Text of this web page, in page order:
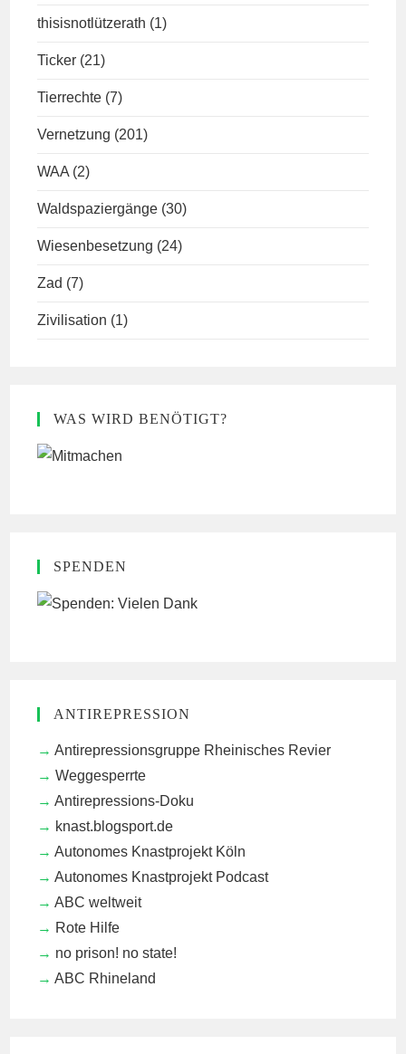
thisisnotlützerath (1)
Ticker (21)
Tierrechte (7)
Vernetzung (201)
WAA (2)
Waldspaziergänge (30)
Wiesenbesetzung (24)
Zad (7)
Zivilisation (1)
WAS WIRD BENÖTIGT?
SPENDEN
ANTIREPRESSION
Antirepressionsgruppe Rheinisches Revier
Weggesperrte
Antirepressions-Doku
knast.blogsport.de
Autonomes Knastprojekt Köln
Autonomes Knastprojekt Podcast
ABC weltweit
Rote Hilfe
no prison! no state!
ABC Rhineland